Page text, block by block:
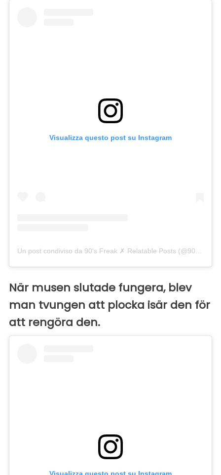
Visualizza questo post su Instagram
När musen slutade fungera, blev
man tvungen att plocka isär den för
att rengöra den.